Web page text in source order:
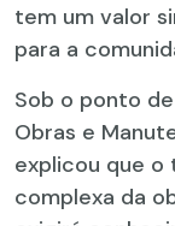
tem um valor
para a
Sob o ponto
Obras e
explicou que o
complexa da